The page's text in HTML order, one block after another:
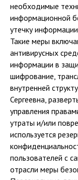
необходимые
информационной
утечку
Такие меры
антивирусных
информации в
шифрование,
внутренней
Сергеевна,
управления
утраты и/или
используется
пользователей с
отрасли меры